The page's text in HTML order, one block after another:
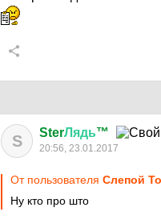
S SterЛядь™
20:56, 23.01.2017
От пользователя Слепой
Ну кто про што